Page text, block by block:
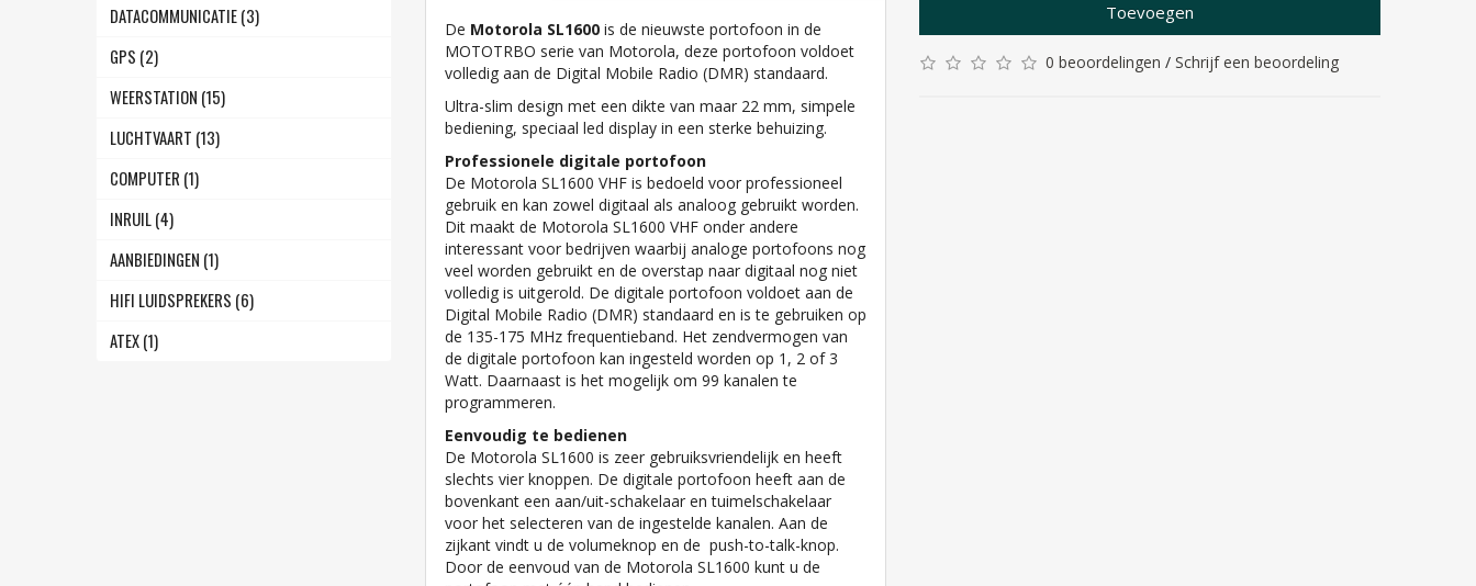
DATACOMMUNICATIE (3)
GPS (2)
WEERSTATION (15)
LUCHTVAART (13)
COMPUTER (1)
INRUIL (4)
AANBIEDINGEN (1)
HIFI LUIDSPREKERS (6)
ATEX (1)
De Motorola SL1600 is de nieuwste portofoon in de
MOTOTRBO serie van Motorola, deze portofoon voldoet
volledig aan de Digital Mobile Radio (DMR) standaard.
Ultra-slim design met een dikte van maar 22 mm, simpele
bediening, speciaal led display in een sterke behuizing.
Professionele digitale portofoon
De Motorola SL1600 VHF is bedoeld voor professioneel
gebruik en kan zowel digitaal als analoog gebruikt worden.
Dit maakt de Motorola SL1600 VHF onder andere
interessant voor bedrijven waarbij analoge portofoons nog
veel worden gebruikt en de overstap naar digitaal nog niet
volledig is uitgerold. De digitale portofoon voldoet aan de
Digital Mobile Radio (DMR) standaard en is te gebruiken op
de 135-175 MHz frequentieband. Het zendvermogen van
de digitale portofoon kan ingesteld worden op 1, 2 of 3
Watt. Daarnaast is het mogelijk om 99 kanalen te
programmeren.
Eenvoudig te bedienen
De Motorola SL1600 is zeer gebruiksvriendelijk en heeft
slechts vier knoppen. De digitale portofoon heeft aan de
bovenkant een aan/uit-schakelaar en tuimelschakelaar
voor het selecteren van de ingestelde kanalen. Aan de
zijkant vindt u de volumeknop en de push-to-talk-knop.
Door de eenvoud van de Motorola SL1600 kunt u de
Toevoegen
0 beoordelingen / Schrijf een beoordeling